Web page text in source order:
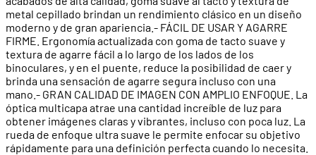
metal cepillado brindan un rendimiento clásico en un diseño
moderno y de gran apariencia.- FÁCIL DE USAR Y AGARRE
FIRME. Ergonomía actualizada con goma de tacto suave y
textura de agarre fácil a lo largo de los lados de los
binoculares, y en el puente, reduce la posibilidad de caer y
brinda una sensación de agarre segura incluso con una
mano.- GRAN CALIDAD DE IMAGEN CON AMPLIO ENFOQUE. La
óptica multicapa atrae una cantidad increíble de luz para
obtener imágenes claras y vibrantes, incluso con poca luz. La
rueda de enfoque ultra suave le permite enfocar su objetivo
rápidamente para una definición perfecta cuando lo necesita.